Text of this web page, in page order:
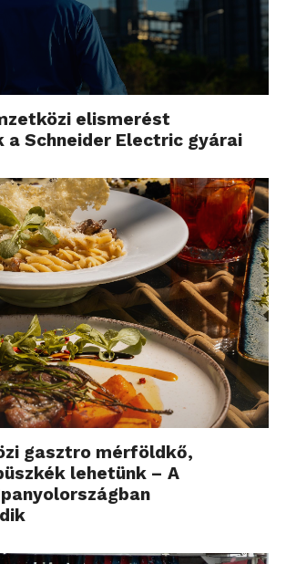
elismerést
a Schneider Electric gyárai
gasztro mérföldkő,
lehetünk – A